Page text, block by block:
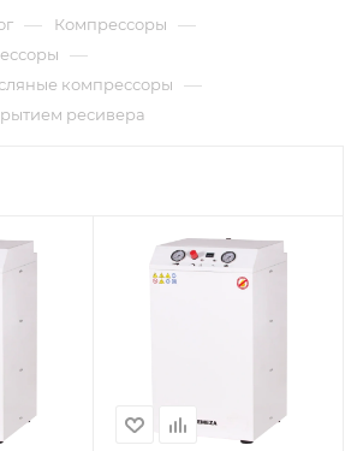
— Компрессоры —
—
компрессоры —
ресивера